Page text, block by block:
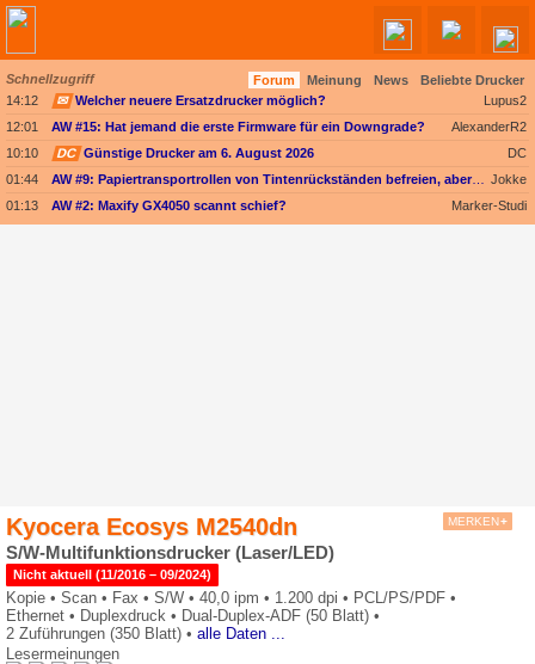
Schnellzugriff Forum Meinung News
Beliebte Drucker
14:12
✉ Welcher neuere Ersatzdrucker möglich?
Lupus2
12:01
AW #15: Hat jemand die erste Firmware für ein Downgrade?
AlexanderR2
10:10
DC Günstige Drucker am 6. August 2026
DC
01:44
AW #9: Papiertransportrollen von Tintenrückständen befreien, aber womit?
Jokke
01:13
AW #2: Maxify GX4050 scannt schief? Marker-Studi
MERKEN+
Kyocera Ecosys M2540dn
S/W-Multifunktionsdrucker (Laser/LED)
Nicht aktuell (11/2016 – 09/2024)
Kopie • Scan • Fax • S/W • 40,0 ipm • 1.200 dpi • PCL/PS/PDF •
Ethernet • Duplexdruck • Dual-Duplex-ADF (50 Blatt) •
2 Zuführungen (350 Blatt) • alle Daten ...
Lesermeinungen